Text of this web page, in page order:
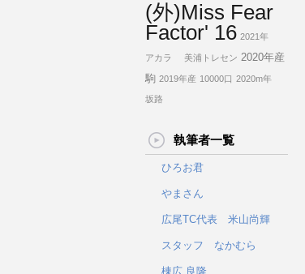
(外)Miss Fear
Factor' 16 2021年
アカラ 美浦トレセン 2020年産
駒 2019年産 10000口 2020m年
坂路
執筆者一覧
ひろお君
やまさん
広尾TC代表 米山尚輝
スタッフ なかむら
棟広 良隆